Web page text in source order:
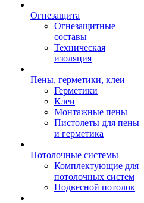
Огнезащита
Огнезащитные
составы
Техническая
изоляция
Пены, герметики, клеи
Герметики
Клеи
Монтажные пены
Пистолеты для пены
и герметика
Потолочные системы
Комплектующие для
потолочных систем
Подвесной потолок